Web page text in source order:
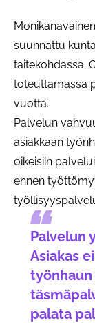
suunnattu
taitekohdassa.
toteuttamassa
vuotta.
Palvelun
asiakkaan
oikeisiin
ennen
Palvelun
Asiakas
palata